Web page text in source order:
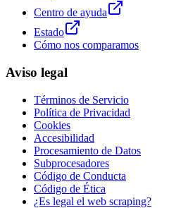
Centro de ayuda
Estado
Cómo nos comparamos
Aviso legal
Términos de Servicio
Política de Privacidad
Cookies
Accesibilidad
Procesamiento de Datos
Subprocesadores
Código de Conducta
Código de Ética
¿Es legal el web scraping?